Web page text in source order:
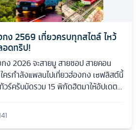
ง 2569 เที่ยวครบทุกสไตล์ ไหว้
ดทริป!
ง 2026 จะสายมู สายชอป สายคอน
ครกำลังแพลนไปเที่ยวฮ่องกง เซฟลิสต์นี้
วร์ครับมัดรวม 15 พิกัดฮิตมาให้อัปเดต